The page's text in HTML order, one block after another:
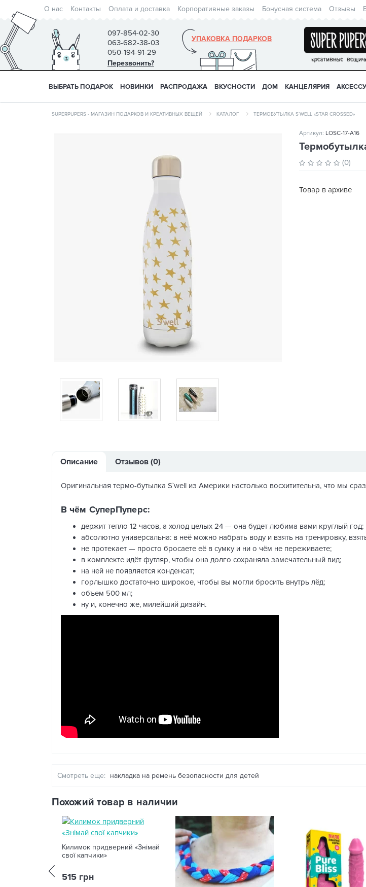
О нас Контакты Оплата и доставка Корпоративные заказы Бонусная система Отзывы
097-854-02-30
063-682-38-03
050-194-91-29
Перезвонить?
УПАКОВКА ПОДАРКОВ
ВЫБРАТЬ ПОДАРОК НОВИНКИ РАСПРОДАЖА ВКУСНОСТИ ДОМ КАНЦЕЛЯРИЯ
SUPERPUPERS - МАГАЗИН ПОДАРКОВ И КРЕАТИВНЫХ ВЕЩЕЙ КАТАЛОГ ТЕРМОБУТЫЛКА S`WELL «STAR CROSSED»
Артикул: LOSC-17-A16
(0)
Товар в архиве
Описание Отзывов (0)
Оригинальная термо-бутылка S`well из Америки настолько восхитительна, что мы
В чём СуперПуперс:
держит тепло 12 часов, а холод целых 24 — она будет любима вами круглый год;
абсолютно универсальна: в неё можно набрать воду и взять на тренировку,
не протекает — просто бросаете её в сумку и ни о чём не переживаете;
в комплекте идёт футляр, чтобы она долго сохраняла замечательный вид;
на ней не появляется конденсат;
горлышко достаточно широкое, чтобы вы могли бросить внутрь лёд;
объем 500 мл;
ну и, конечно же, милейший дизайн.
Смотреть еще: накладка на ремень безопасности для детей
Похожий товар в наличии
Килимок придверний «Знімай
свої капчики»
515 грн